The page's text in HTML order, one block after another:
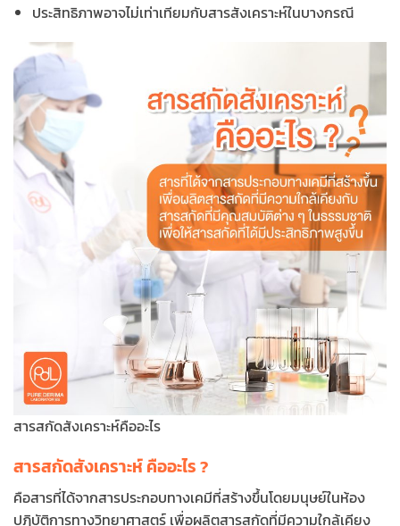
ประสิทธิภาพอาจไม่เท่าเทียมกับสารสังเคราะห์ในบางกรณี
สารสกัดสังเคราะห์คืออะไร
สารสกัดสังเคราะห์ คืออะไร ?
คือสารที่ได้จากสารประกอบทางเคมีที่สร้างขึ้นโดยมนุษย์ในห้อง
ปฏิบัติการทางวิทยาศาสตร์ เพื่อผลิตสารสกัดที่มีความใกล้เคียง